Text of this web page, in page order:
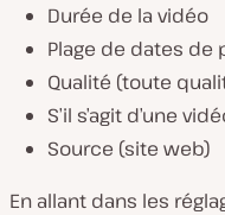
Durée de la vidéo
Plage de dates de
Qualité (toute
S’il s’agit d’une
Source (site web)
En allant dans les